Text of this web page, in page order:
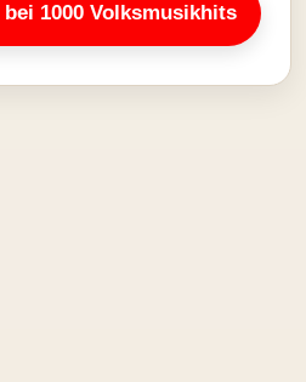
1000 Volksmusikhits